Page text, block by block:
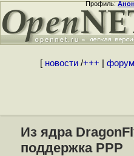
Профиль:
[ новости/+++ форум
Из ядра
поддержка PPP